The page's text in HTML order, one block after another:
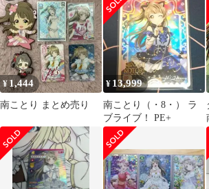
¥ 1,444
南ことり まとめ売り
¥ 13,999
南ことり（・8・） ラ
ブライブ！ PE+